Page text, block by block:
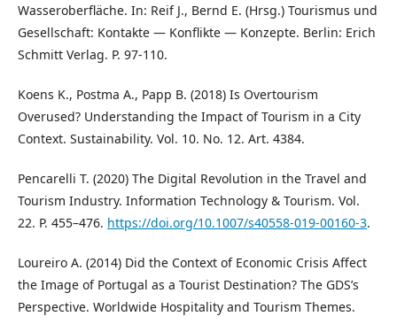
Wasseroberfläche. In: Reif J., Bernd E. (Hrsg.) Tourismus und
Gesellschaft: Kontakte — Konflikte — Konzepte. Berlin: Erich
Schmitt Verlag. P. 97-110.
Koens K., Postma A., Papp B. (2018) Is Overtourism
Overused? Understanding the Impact of Tourism in a City
Context. Sustainability. Vol. 10. No. 12. Art. 4384.
Pencarelli T. (2020) The Digital Revolution in the Travel and
Tourism Industry. Information Technology & Tourism. Vol.
22. P. 455–476. https://doi.org/10.1007/s40558-019-00160-3.
Loureiro A. (2014) Did the Context of Economic Crisis Affect
the Image of Portugal as a Tourist Destination? The GDS’s
Perspective. Worldwide Hospitality and Tourism Themes.